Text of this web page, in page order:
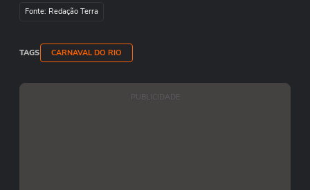
(5), o repórter Matheus de Carvalho esteve na
para ouvir os relatos.
Fonte: Redação Terra
TAGS CARNAVAL DO RIO
PUBLICIDADE